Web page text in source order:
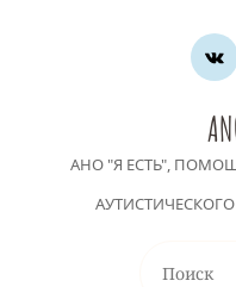
ВК
АНО "Я ЕСТЬ",
АУТИСТИЧЕСКОГО